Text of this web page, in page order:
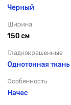
Черный
Ширина
150 см
Гладкокрашенные
Однотонная ткань
Особенность
Начес